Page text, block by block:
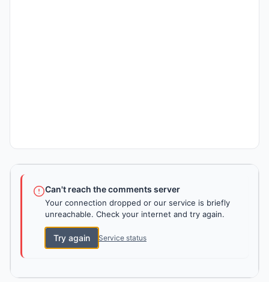
Can't reach the comments server
Your connection dropped or our service is briefly
unreachable. Check your internet and try again.
Try again Service status